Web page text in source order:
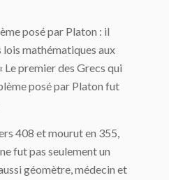
posé par Platon : il
lois mathéma­tiques aux
Le premier des Grecs qui
posé par Platon fut
408 et mourut en 355,
fut pas seulement un
géomètre, médecin et